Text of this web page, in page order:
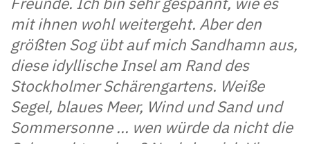
mit ihnen wohl weitergeht. Aber den
größten Sog übt auf mich Sandhamn aus,
diese idyllische Insel am Rand des
Stockholmer Schärengartens. Weiße
Segel, blaues Meer, Wind und Sand und
Sommersonne ... wen würde da nicht die